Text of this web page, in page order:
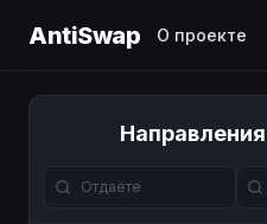
AntiSwap О проекте